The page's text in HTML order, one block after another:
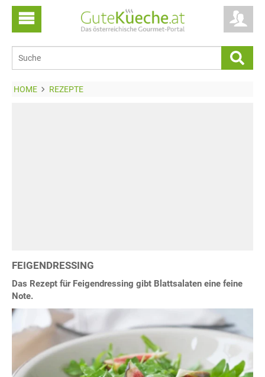
HOME REZEPTE
FEIGENDRESSING
Das Rezept für Feigendressing gibt Blattsalaten eine feine
Note.